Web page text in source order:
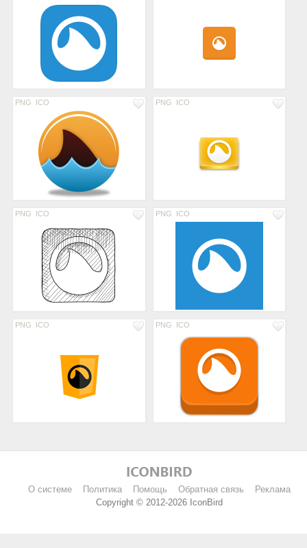
PNG ICO PNG ICO
PNG ICO PNG ICO
PNG ICO PNG ICO
О системе Политика Помощь Обратная связь
Реклама
Copyright © 2012-2026 IconBird